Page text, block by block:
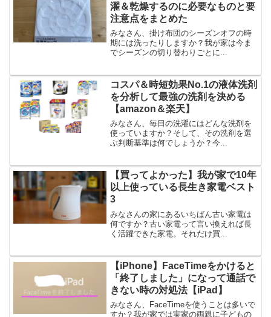
濯＆乾燥するのに必要なものと要
注意点をまとめた
みなさん、掛け布団のシーズンオフの時
期には洗ったりしますか？我が家は今ま
でシーズンの切り替わりごとに...
コスパ＆時短効果No.1の液体洗剤
を分析して最強の洗剤を決める
【amazon＆楽天】
みなさん、毎日の洗濯にはどんな洗剤を
使っていますか？そして、その洗剤を選
ぶ判断基準は何でしょうか？今...
【買ってよかった】我が家で10年
以上使っている長生き家電ベスト
3
みなさんの家にあるいちばん古い家電は
何ですか？古い家電って言い換えれば長
く活躍できた家電。それだけ買...
【iPhone】FaceTimeをかけると
「終了しました」になって通話で
きない時の対処法【iPad】
みなさん、FaceTimeを使うことは多いで
すか？我が家では実家の両親に子どもの